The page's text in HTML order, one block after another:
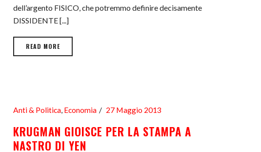
dell’argento FISICO, che potremmo definire decisamente
DISSIDENTE [...]
READ MORE
Anti & Politica, Economia 27 Maggio 2013
KRUGMAN GIOISCE PER LA STAMPA A
NASTRO DI YEN